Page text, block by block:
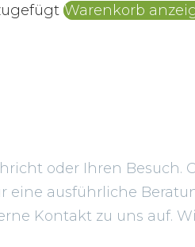
Warenkorb
oder Ihren Besuch.
ausführliche
Kontakt zu uns auf.